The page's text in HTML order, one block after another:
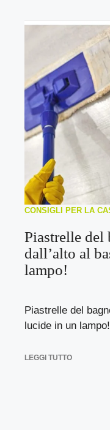
CONSIGLI PER LA
Piastrelle del
dall’alto al
lampo!
Piastrelle del
lucide in un
LEGGI TUTTO